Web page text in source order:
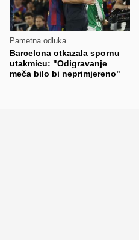
Pametna odluka
Barcelona otkazala spornu
utakmicu: "Odigravanje
meča bilo bi neprimjereno"